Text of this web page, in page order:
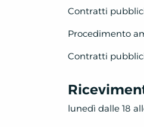
Contratti
Procedimento
Contratti
lunedì dalle 18